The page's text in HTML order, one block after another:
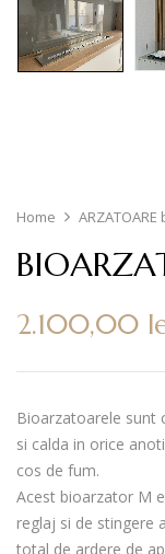
Home
2.100,00
Bioarzatoarele sunt
si calda in orice
cos de fum.
Acest bioarzator M
reglaj si de stingere
total de ardere de